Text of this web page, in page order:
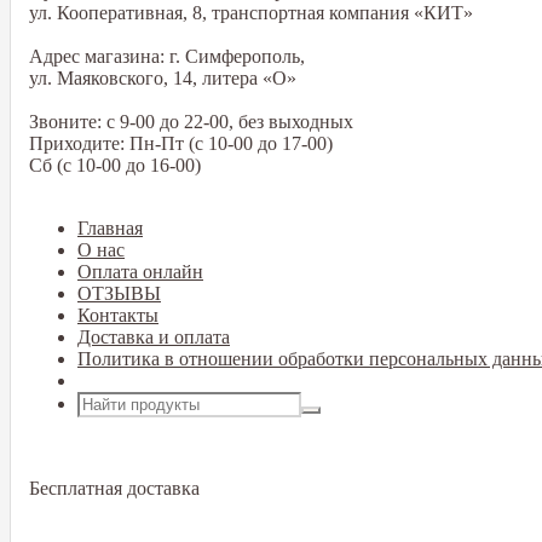
ул. Кооперативная, 8, транспортная компания «КИТ»
Адрес магазина: г. Симферополь,
ул. Маяковского, 14, литера «О»
Звоните: с 9-00 до 22-00, без выходных
Приходите: Пн-Пт (с 10-00 до 17-00)
Сб (с 10-00 до 16-00)
Главная
О нас
Оплата онлайн
ОТЗЫВЫ
Контакты
Доставка и оплата
Политика в отношении обработки персональных
Бесплатная доставка